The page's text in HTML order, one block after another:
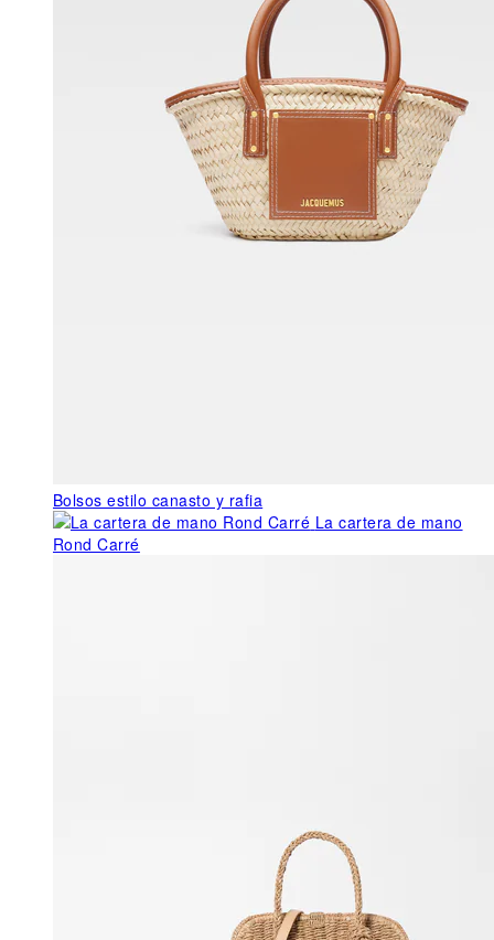
Bolsos estilo canasto y rafia
La cartera de mano
Rond Carré